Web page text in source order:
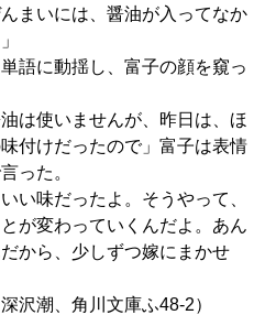
まいには、醤油が入ってなか
語に動揺し、富子の顔を窺っ
は使いませんが、昨日は、ほ
付けだったので」富子は表情
った。
い味だったよ。そうやって、
が変わっていくんだよ。あん
から、少しずつ嫁にまかせ
沢潮、角川文庫ふ48-2）